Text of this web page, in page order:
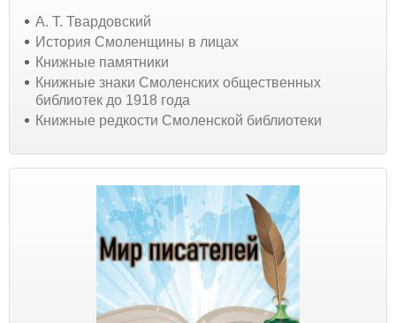
А. Т. Твардовский
История Смоленщины в лицах
Книжные памятники
Книжные знаки Смоленских общественных
библиотек до 1918 года
Книжные редкости Смоленской библиотеки